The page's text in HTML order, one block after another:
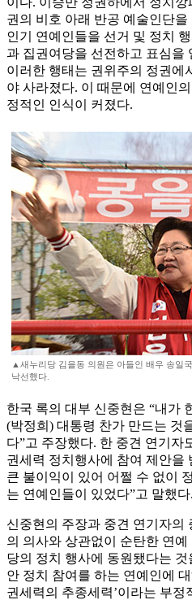
권의 비호 아래 반공 예술인단
인기 연예인들을 선거 및 정치
과 집권여당을 선전하고 표심을
이러한 행태는 권위주의 정권에
야 사라졌다. 이 때문에 연예인
정적인 인식이 커졌다.
▲새누리당 김을동 의원은 아들인 배우 송일
낙선했다.
한국 록의 대부 신중현은 “내가
(박정희) 대통령 찬가 만드는 것
다”고 주장했다. 한 중견 연기자
권세력 정치행사에 참여 제안을
큰 불이익이 있어 어쩔 수 없이
는 연예인들이 있었다”고 말했다.
신중현의 주장과 중견 연기자의
의 의사와 상관없이 순탄한 연
당의 정치 행사에 동원됐다는
안 정치 참여를 하는 연예인에 대
권세력의 추종세력’이라는 부